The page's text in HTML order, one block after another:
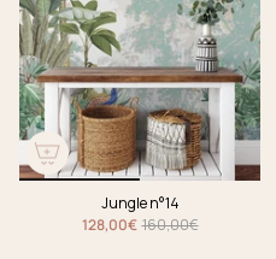
Jungle n°14
128,00€ 160,00€